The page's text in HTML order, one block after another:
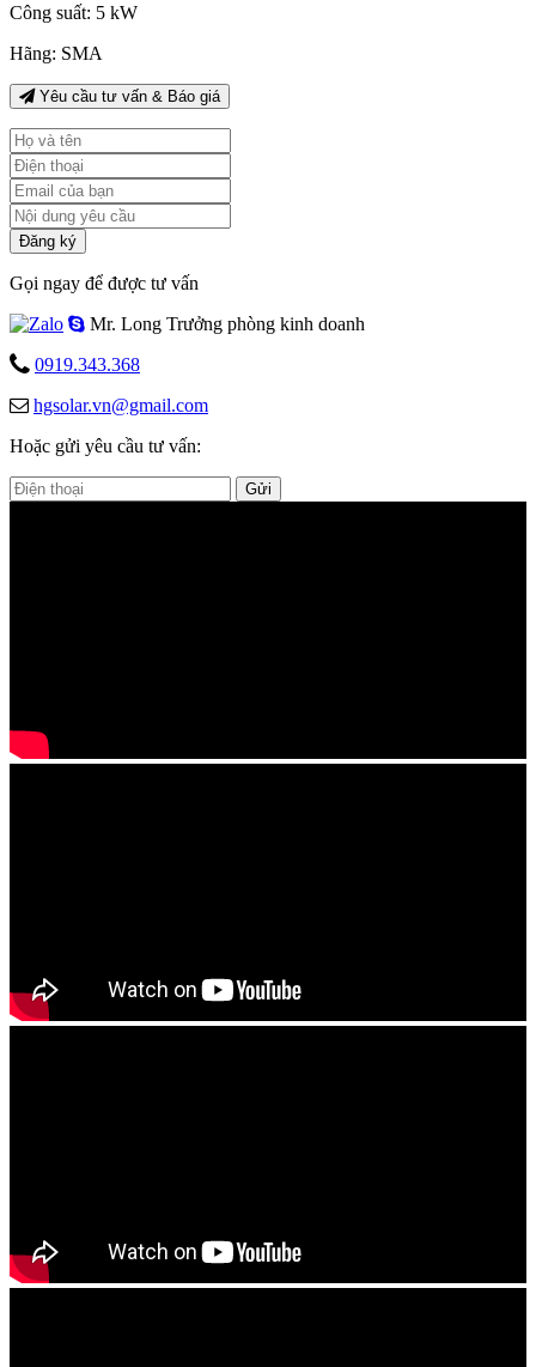
Công suất: 5 kW
Hãng: SMA
Yêu cầu tư vấn & Báo giá
Đăng ký
Gọi ngay để được tư vấn
Mr. Long Trưởng phòng kinh doanh
0919.343.368
hgsolar.vn@gmail.com
Hoặc gửi yêu cầu tư vấn:
Gửi